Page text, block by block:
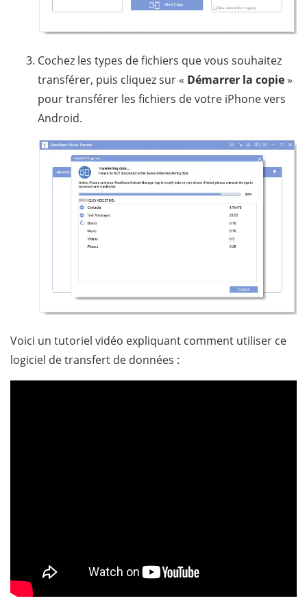
Cochez les types de fichiers que vous souhaitez
transférer, puis cliquez sur « Démarrer la copie»
pour transférer les fichiers de votre iPhone vers
Android.
Voici un tutoriel vidéo expliquant comment utiliser ce
logiciel de transfert de données :